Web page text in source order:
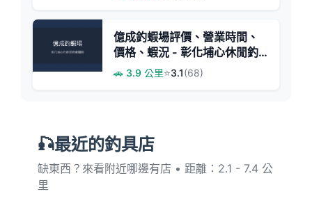
億成釣蝦場評價、營業時間、
價格、蝦況 - 彰化埔心休閒釣
🚗 3.9 公里⭐3.1(68)
🎣最近的釣具店
缺東西？來看附近哪邊有店 • 距離：2.1 - 7.4 公
里